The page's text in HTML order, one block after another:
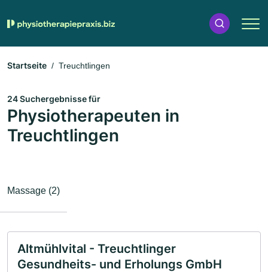
Startseite Treuchtlingen
24 Suchergebnisse für
Physiotherapeuten in
Treuchtlingen
Massage (2)
Altmühlvital - Treuchtlinger
Gesundheits- und Erholungs GmbH